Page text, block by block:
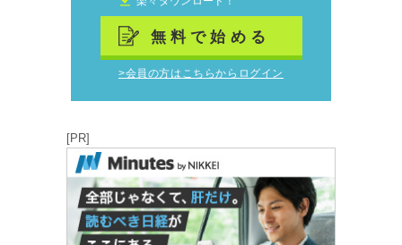
無料で始める
>会員の方はこちらからログイン
[PR]